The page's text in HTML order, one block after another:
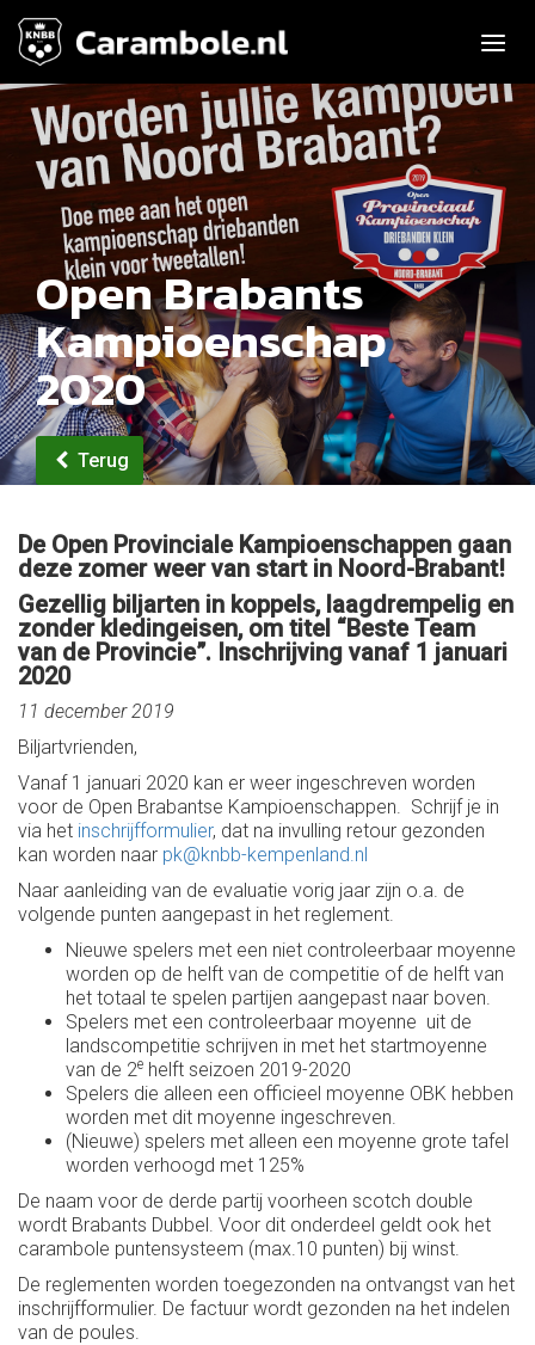
Open Brabants
Kampioenschap
2020
Terug
De Open Provinciale Kampioenschappen gaan
deze zomer weer van start in Noord-Brabant!
Gezellig biljarten in koppels, laagdrempelig en
zonder kledingeisen, om titel “Beste Team
van de Provincie”. Inschrijving vanaf 1 januari
2020
11 december 2019
Biljartvrienden,
Vanaf 1 januari 2020 kan er weer ingeschreven worden
voor de Open Brabantse Kampioenschappen. Schrijf je in
via het inschrijfformulier, dat na invulling retour gezonden
kan worden naar pk@knbb-kempenland.nl
Naar aanleiding van de evaluatie vorig jaar zijn o.a. de
volgende punten aangepast in het reglement.
Nieuwe spelers met een niet controleerbaar moyenne
worden op de helft van de competitie of de helft van
het totaal te spelen partijen aangepast naar boven.
Spelers met een controleerbaar moyenne uit de
landscompetitie schrijven in met het startmoyenne
van de 2e helft seizoen 2019-2020
Spelers die alleen een officieel moyenne OBK hebben
worden met dit moyenne ingeschreven.
(Nieuwe) spelers met alleen een moyenne grote tafel
worden verhoogd met 125%
De naam voor de derde partij voorheen scotch double
wordt Brabants Dubbel. Voor dit onderdeel geldt ook het
carambole puntensysteem (max.10 punten) bij winst.
De reglementen worden toegezonden na ontvangst van het
inschrijfformulier. De factuur wordt gezonden na het indelen
van de poules.